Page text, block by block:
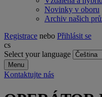
Novinky v oboru
Archiv našich
Registrace nebo Přihlásit se
cs
Select your language
Menu
Kontaktujte nás